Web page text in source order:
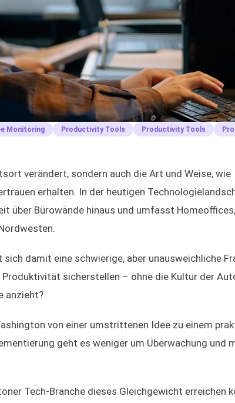
Monitoring Productivity Tools Productivity Tools
verändert, sondern auch die Art und Weise, wie
erhalten. In der heutigen
über Bürowände hinaus und umfasst Homeoffices,
damit eine schwierige, aber unausweichliche
sicherstellen – ohne die Kultur der
anzieht?
von einer umstrittenen Idee zu einem
geht es weniger um Überwachung und
Tech-Branche dieses Gleichgewicht erreichen